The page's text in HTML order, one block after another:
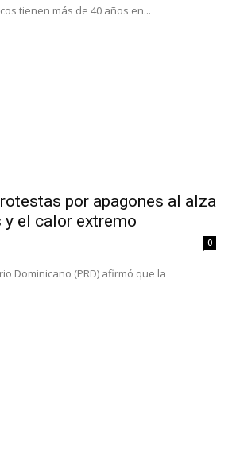
tienen más de 40 años en...
por apagones al alza
el calor extremo
0
Dominicano (PRD) afirmó que la